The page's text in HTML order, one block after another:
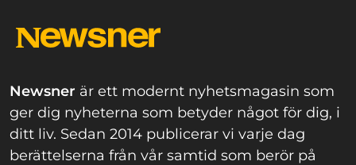
Newsner är ett modernt nyhetsmagasin som
ger dig nyheterna som betyder något för dig, i
ditt liv. Sedan 2014 publicerar vi varje dag
berättelserna från vår samtid som berör på